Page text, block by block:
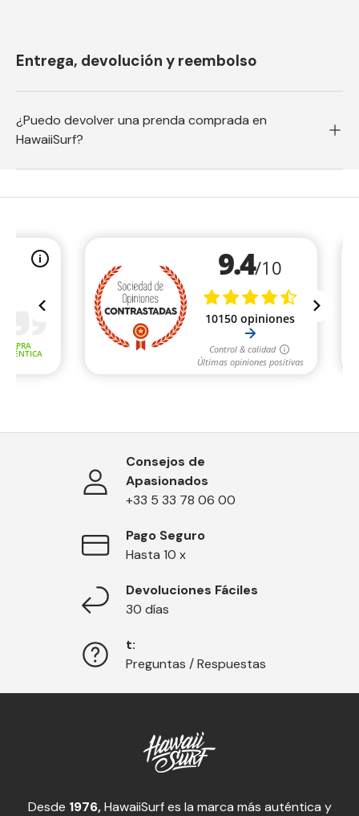
Entrega, devolución y reembolso
¿Puedo devolver una prenda comprada en
HawaiiSurf?
Consejos de
Apasionados
+33 5 33 78 06 00
Pago Seguro
Hasta 10 x
Devoluciones Fáciles
30 días
t:
Preguntas / Respuestas
Desde 1976,HawaiiSurf es la marca más auténtica y